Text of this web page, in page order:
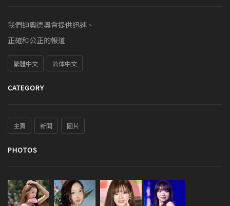
我們迪奧德奧會提供迅速、
正確和公正的報道
繁體中文 简体中文
CATEGORY
主頁 新聞 圖片
PHOTOS